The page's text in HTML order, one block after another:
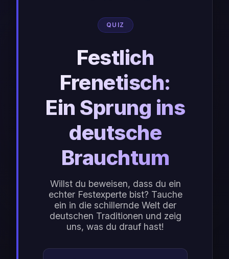
QUIZ
Festlich
Frenetisch:
Ein Sprung ins
deutsche
Brauchtum
Willst du beweisen, dass du ein
echter Festexperte bist? Tauche
ein in die schillernde Welt der
deutschen Traditionen und zeig
uns, was du drauf hast!